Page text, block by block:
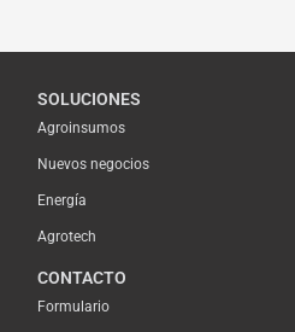
SOLUCIONES
Agroinsumos
Nuevos negocios
Energía
Agrotech
CONTACTO
Formulario